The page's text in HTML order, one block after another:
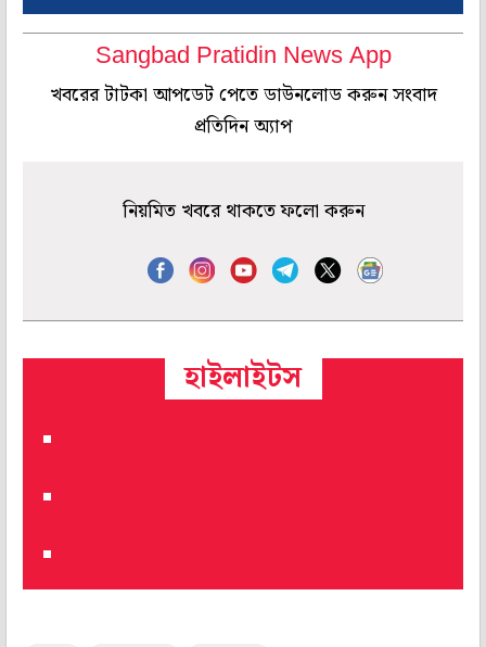
Sangbad Pratidin News App
খবরের টাটকা আপডেট পেতে ডাউনলোড করুন সংবাদ
প্রতিদিন অ্যাপ
নিয়মিত খবরে থাকতে ফলো করুন
হাইলাইটস